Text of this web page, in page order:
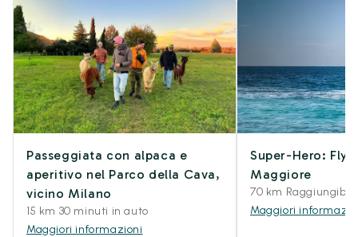
Passeggiata con alpaca e
aperitivo nel Parco della Cava,
vicino Milano
15 km 30 minuti in auto
Maggiori informazioni
Super-Hero:
Maggiore
70 km
Maggiori